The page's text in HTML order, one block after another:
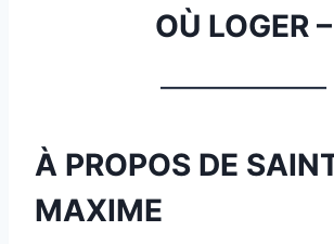
OÙ LOGER –
À PROPOS DE
MAXIME